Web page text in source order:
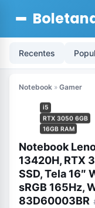
Recentes
Notebook » Gamer
i5
RTX 3050 6GB
16GB RAM
Notebook
13420H, RTX
SSD, Tela 16″
sRGB 165Hz,
83D60003BR